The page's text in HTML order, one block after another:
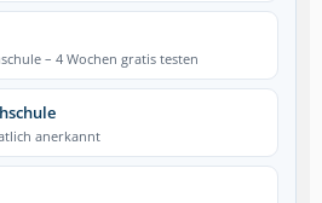
– 4 Wochen gratis testen
anerkannt